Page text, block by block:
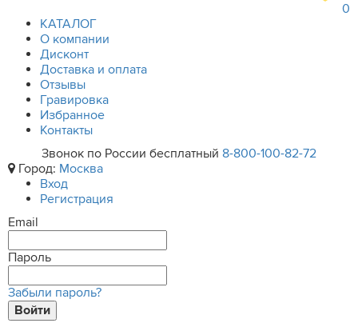
0
КАТАЛОГ
О компании
Дисконт
Доставка и оплата
Отзывы
Гравировка
Избранное
Контакты
Звонок по России бесплатный 8-800-100-82-72
Город: Москва
Вход
Регистрация
Email
Пароль
Забыли пароль?
Войти